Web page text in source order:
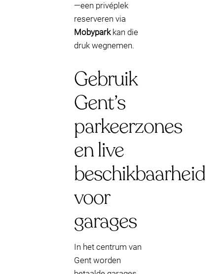
—een privéplek
reserveren via
Mobyparkkan die
druk wegnemen.
Gebruik
Gent’s
parkeerzones
en live
beschikbaarheid
voor
garages
In het centrum van
Gent worden